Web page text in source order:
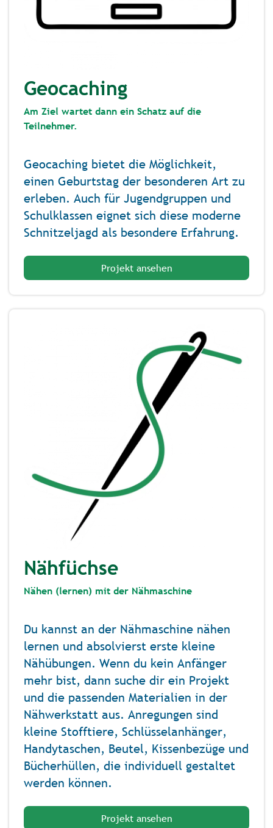
Geocaching
Am Ziel wartet dann ein Schatz auf die
Teilnehmer.
Geocaching bietet die Möglichkeit,
einen Geburtstag der besonderen Art zu
erleben. Auch für Jugendgruppen und
Schulklassen eignet sich diese moderne
Schnitzeljagd als besondere Erfahrung.
Projekt ansehen
Nähfüchse
Nähen (lernen) mit der Nähmaschine
Du kannst an der Nähmaschine nähen
lernen und absolvierst erste kleine
Nähübungen. Wenn du kein Anfänger
mehr bist, dann suche dir ein Projekt
und die passenden Materialien in der
Nähwerkstatt aus. Anregungen sind
kleine Stofftiere, Schlüsselanhänger,
Handytaschen, Beutel, Kissenbezüge und
Bücherhüllen, die individuell gestaltet
werden können.
Projekt ansehen